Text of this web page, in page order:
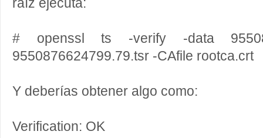
raíz ejecuta:
# openssl ts -verify -data
9550876624799.79.tsr -CAfile rootca.crt
Y deberías obtener algo como:
Verification: OK